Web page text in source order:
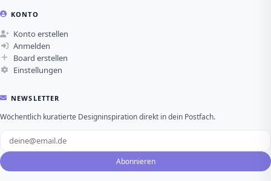
KONTO
Konto erstellen
Anmelden
Board erstellen
Einstellungen
NEWSLETTER
Wöchentlich kuratierte Designinspiration direkt in dein Postfach.
Abonnieren